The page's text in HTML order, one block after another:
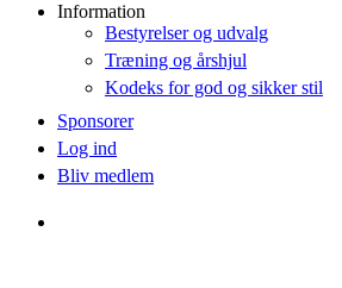
Information
Bestyrelser og udvalg
Træning og årshjul
Kodeks for god og sikker stil
Sponsorer
Log ind
Bliv medlem